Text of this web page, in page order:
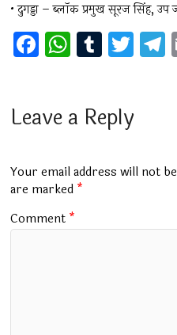
• दुगड्डा – ब्लॉक प्रमुख सूरज सिंह, उप
F
a
b
o
k
W
h
s
p
p
T
u
bl
T
wi
er
Leave a Reply
Your email address will not
are marked *
Comment *